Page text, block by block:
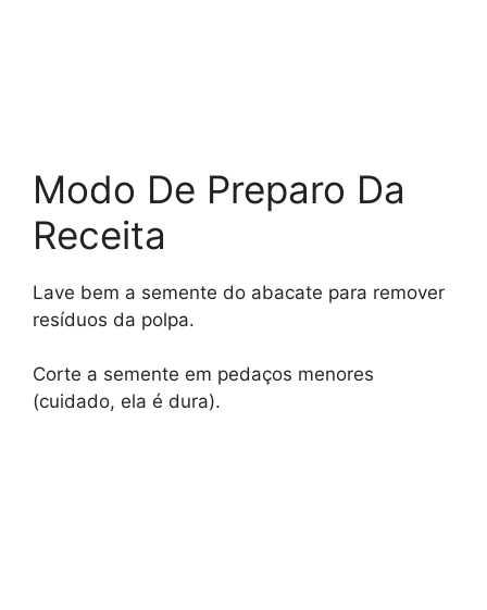
Modo De Preparo Da
Receita
Lave bem a semente do abacate para remover
resíduos da polpa.
Corte a semente em pedaços menores
(cuidado, ela é dura).